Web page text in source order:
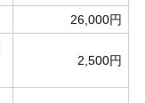
26,000円
2,500円